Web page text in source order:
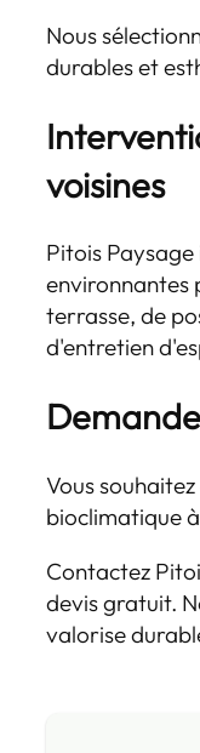
Nous
durables et
voisines
Pitois
environnantes
terrasse, de
d'entretien
Vous
bioclimatique
Contactez
devis gratuit.
valorise